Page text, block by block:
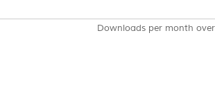
Downloads per month